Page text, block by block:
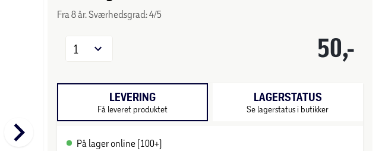
keyboard_arrow_right
Fra 8 år. Sværhedsgrad: 4/5
50,-
1
LEVERING
Få leveret produktet
LAGERSTATUS
Se lagerstatus i butikker
På lager online (100+)